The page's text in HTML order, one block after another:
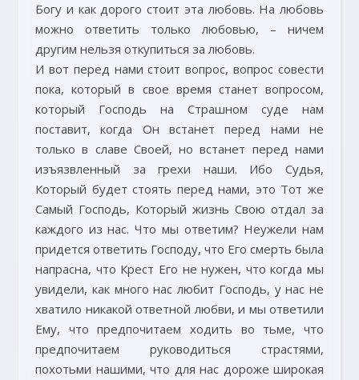
Богу и как дорого стоит эта любовь. На любовь
можно ответить только любовью, – ничем
другим нельзя откупиться за любовь.
И вот перед нами стоит вопрос, вопрос совести
пока, который в свое время станет вопросом,
который Господь на Страшном суде нам
поставит, когда Он встанет перед нами не
только в славе Своей, но встанет перед нами
изъязвленный за грехи наши. Ибо Судья,
Который будет стоять перед нами, это Тот же
Самый Господь, Который жизнь Свою отдал за
каждого из нас. Что мы ответим? Неужели нам
придется ответить Господу, что Его смерть была
напрасна, что Крест Его не нужен, что когда мы
увидели, как много нас любит Господь, у нас не
хватило никакой ответной любви, и мы ответили
Ему, что предпочитаем ходить во тьме, что
предпочитаем руководиться страстями,
похотьми нашими, что для нас дороже широкая